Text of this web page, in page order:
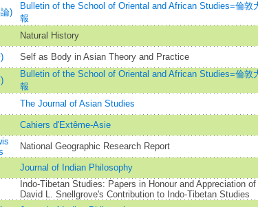
)
Bulletin of the School of Oriental and African Studies=倫敦
報
Natural History
Self as Body in Asian Theory and Practice
Bulletin of the School of Oriental and African Studies=倫敦
報
The Journal of Asian Studies
Cahiers d'Extême-Asie
National Geographic Research Report
Journal of Indian Philosophy
Indo-Tibetan Studies: Papers in Honour and Appreciation
David L. Snellgrove's Contribution to Indo-Tibetan Studies